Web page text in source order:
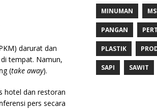
darurat dan
tempat. Namun,
(take away).
hotel dan restoran
pers secara
MINUMAN
PANGAN
PLASTIK
SAPI SAWIT